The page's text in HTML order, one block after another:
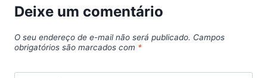
Deixe um comentário
O seu endereço de e-mail não será publicado. Campos
obrigatórios são marcados com *